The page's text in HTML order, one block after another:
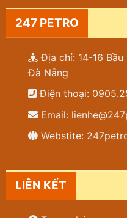
247 PETRO
Địa chỉ: 14-16 Bầu
Đà Nẵng
Điện thoại:
Email:
Webstite:
LIÊN KẾT